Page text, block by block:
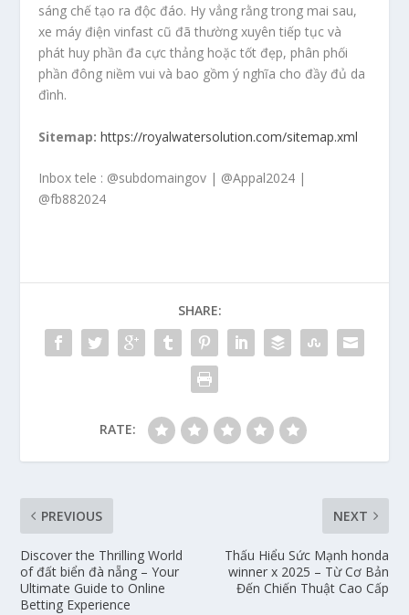
sáng chế tạo ra độc đáo. Hy vẳng rằng trong mai sau,
xe máy điện vinfast cũ đã thường xuyên tiếp tục và
phát huy phần đa cực thảng hoặc tốt đẹp, phân phối
phần đông niềm vui và bao gồm ý nghĩa cho đầy đủ da
đình.
Sitemap: https://royalwatersolution.com/sitemap.xml
Inbox tele : @subdomaingov | @Appal2024 |
@fb882024
SHARE:
RATE:
PREVIOUS
Discover the Thrilling World
of đất biển đà nẵng – Your
Ultimate Guide to Online
Betting Experience
NEXT
Thấu Hiểu Sức Mạnh honda
winner x 2025 – Từ Cơ Bản
Đến Chiến Thuật Cao Cấp